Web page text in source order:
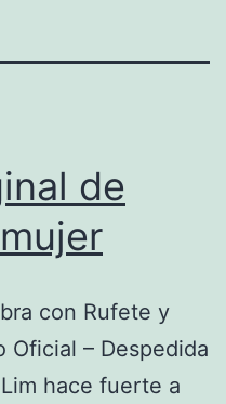
de
con Rufete y
– Despedida
hace fuerte a